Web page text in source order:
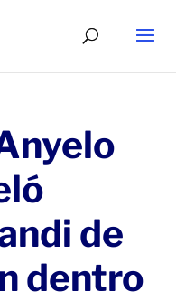
de
dentro